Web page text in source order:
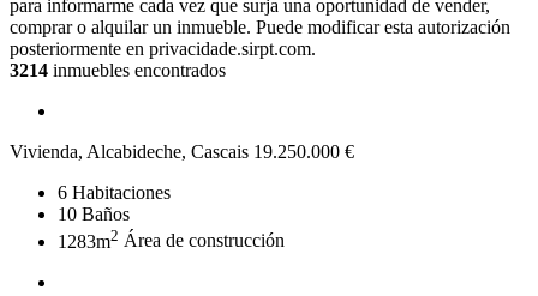
para informarme cada vez que surja una oportunidad de vender,
comprar o alquilar un inmueble. Puede modificar esta autorización
posteriormente en privacidade.sirpt.com.
3214 inmuebles encontrados
Vivienda, Alcabideche, Cascais 19.250.000 €
6 Habitaciones
10 Baños
1283m2 Área de construcción